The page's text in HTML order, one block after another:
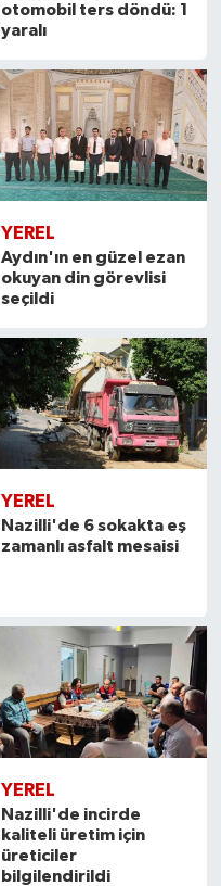
otomobil ters döndü: 1
yaralı
YEREL
Aydın'ın en güzel ezan
okuyan din görevlisi
seçildi
YEREL
Nazilli'de 6 sokakta eş
zamanlı asfalt mesaisi
YEREL
Nazilli'de incirde
kaliteli üretim için
üreticiler
bilgilendirildi